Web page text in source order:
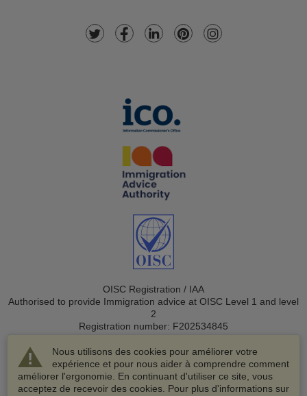
Nous utilisons des cookies pour améliorer votre
expérience et pour nous aider à comprendre comment
améliorer l'ergonomie. En continuant d'utiliser ce site, vous
acceptez de recevoir des cookies. Pour plus d'informations sur
OISC Registration / IAA
Authorised to provide Immigration advice at OISC Level 1 and level
2
Registration number: F202534845